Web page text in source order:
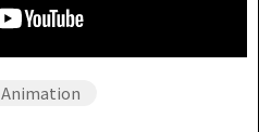
Animation